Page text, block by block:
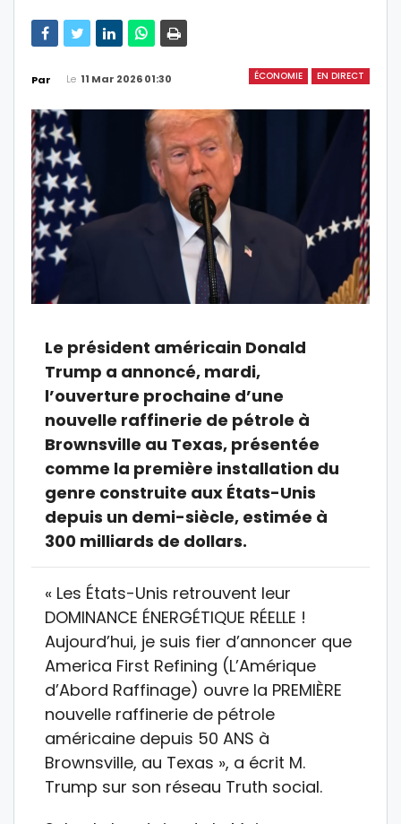
ÉCONOMIE EN DIRECT
Par Le 11 Mar 2026 01:30
Le président américain Donald
Trump a annoncé, mardi,
l’ouverture prochaine d’une
nouvelle raffinerie de pétrole à
Brownsville au Texas, présentée
comme la première installation du
genre construite aux États-Unis
depuis un demi-siècle, estimée à
300 milliards de dollars.
« Les États-Unis retrouvent leur
DOMINANCE ÉNERGÉTIQUE RÉELLE !
Aujourd’hui, je suis fier d’annoncer que
America First Refining (L’Amérique
d’Abord Raffinage) ouvre la PREMIÈRE
nouvelle raffinerie de pétrole
américaine depuis 50 ANS à
Brownsville, au Texas », a écrit M.
Trump sur son réseau Truth social.